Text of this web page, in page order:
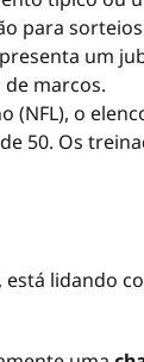
para
um
marcos.
(NFL), o
50. Os
, está lidando